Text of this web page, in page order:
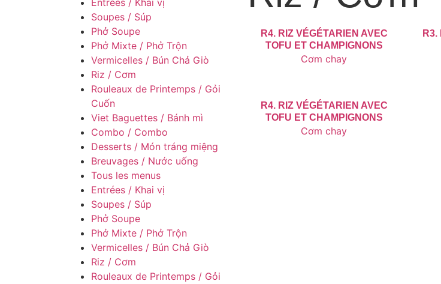
Entrées / Khai vị
Soupes / Súp
Phở Soupe
Phở Mixte / Phở Trộn
Vermicelles / Bún Chả Giò
Riz / Cơm
Rouleaux de Printemps / Gỏi
Cuốn
Viet Baguettes / Bánh mì
Combo / Combo
Desserts / Món tráng miệng
Breuvages / Nước uống
Tous les menus
Entrées / Khai vị
Soupes / Súp
Phở Soupe
Phở Mixte / Phở Trộn
Vermicelles / Bún Chả Giò
Riz / Cơm
Rouleaux de Printemps / Gỏi
R4. RIZ VÉGÉTARIEN AVEC
TOFU ET CHAMPIGNONS
Cơm chay
R4. RIZ VÉGÉTARIEN AVEC
TOFU ET CHAMPIGNONS
Cơm chay